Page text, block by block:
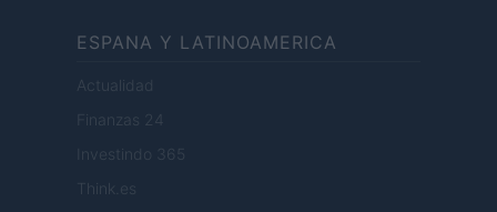
ESPANA Y LATINOAMERICA
Actualidad
Finanzas 24
Investindo 365
Think.es